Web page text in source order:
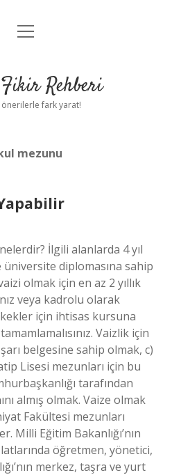
Politikası
Uyarı
menüyü
Rehberi
önerilerle fark yarat!
mezunu
İlgili alanlarda 4 yıl
diplomasına sahip
olmak için en az 2 yıllık
veya kadrolu olarak
için ihtisas kursuna
Vaizlik için
belgesine sahip olmak, c)
Lisesi mezunları için bu
tarafından
almış olmak. Vaize olmak
Fakültesi mezunları
Milli Eğitim Bakanlığı’nın
öğretmen, yönetici,
merkez, taşra ve yurt